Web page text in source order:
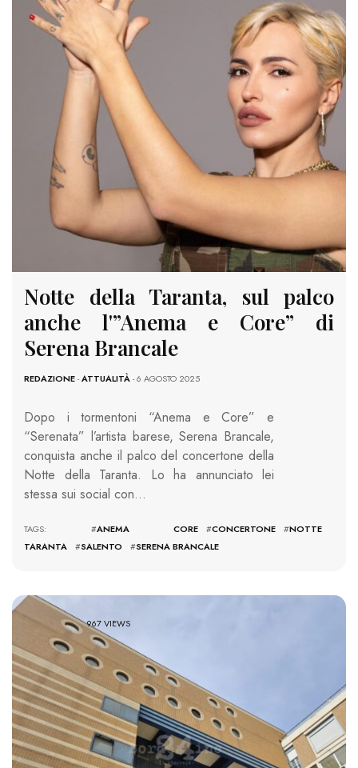
Notte della Taranta, sul palco
anche l'”Anema e Core” di
Serena Brancale
REDAZIONE-ATTUALITÀ- 6 AGOSTO 2025
Dopo i tormentoni “Anema e Core” e
“Serenata” l’artista barese, Serena Brancale,
conquista anche il palco del concertone della
Notte della Taranta. Lo ha annunciato lei
stessa sui social con…
TAGS: #ANEMA CORE #CONCERTONE #NOTTE
TARANTA
#SALENTO #SERENA BRANCALE
967 VIEWS